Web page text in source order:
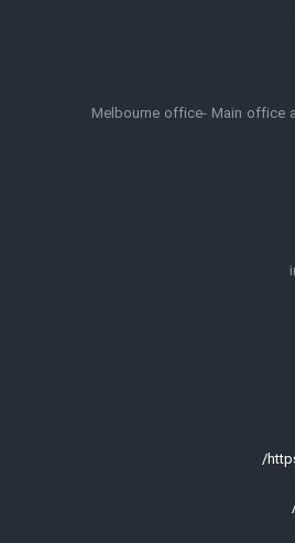
Melbourne office- Main office